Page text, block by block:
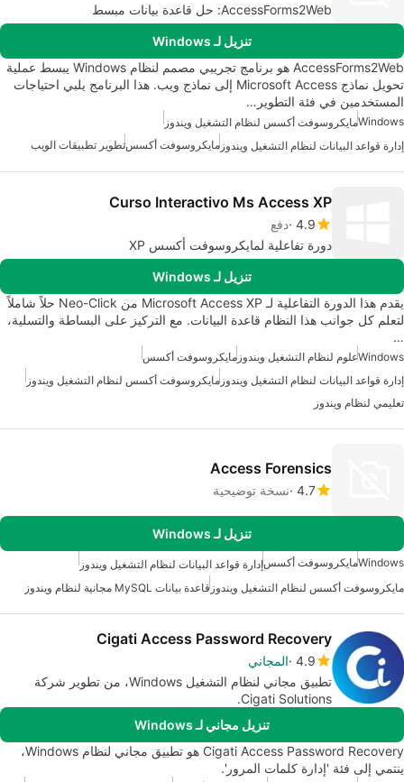
AccessForms2Web: حل قاعدة بيانات مبسط
تنزيل لـ Windows
AccessForms2Web هو برنامج تجريبي مصمم لنظام Windows يبسط عملية
تحويل نماذج Microsoft Access إلى نماذج ويب. هذا البرنامج يلبي احتياجات
المستخدمين في فئة التطوير…
Windowsمايكروسوفت أكسس لنظام التشغيل ويندوز
إدارة قواعد البيانات لنظام التشغيل ويندوز مايكروسوفت أكسستطوير تطبيقات الويب
Curso Interactivo Ms Access XP
4.9 دفع
دورة تفاعلية لمايكروسوفت أكسس XP
تنزيل لـ Windows
يقدم هذا الدورة التفاعلية لـ Microsoft Access XP من Neo-Click حلاً شاملاً
لتعلم كل جوانب هذا النظام قاعدة البيانات. مع التركيز على البساطة والتسلية،
…
Windowsعلوم لنظام التشغيل ويندوز مايكروسوفت أكسس
إدارة قواعد البيانات لنظام التشغيل ويندوز مايكروسوفت أكسس لنظام التشغيل ويندوز
تعليمي لنظام ويندوز
Access Forensics
4.7 نسخة توضيحية
تنزيل لـ Windows
Windowsمايكروسوفت أكسسإدارة قواعد البيانات لنظام التشغيل ويندوز
مايكروسوفت أكسس لنظام التشغيل ويندوز قاعدة بيانات MySQL مجانية لنظام ويندوز
Cigati Access Password Recovery
4.9 المجاني
تطبيق مجاني لنظام التشغيل Windows، من تطوير شركة
Cigati Solutions.
تنزيل مجاني لـ Windows
Cigati Access Password Recovery هو تطبيق مجاني لنظام Windows،
ينتمي إلى فئة 'إدارة كلمات المرور'.